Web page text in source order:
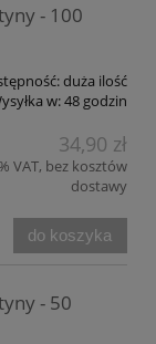
- 100
duża ilość
w:48 godzin
34,90 zł
VAT, bez kosztów
dostawy
do koszyka
- 50